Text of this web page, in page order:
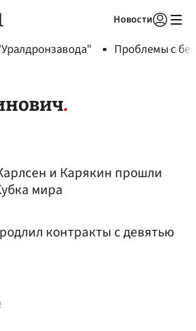
Новости
Проблемы с
и Карякин прошли
мира
контракты с девятью